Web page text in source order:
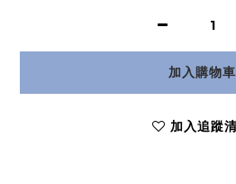
加入購物車
加入追蹤